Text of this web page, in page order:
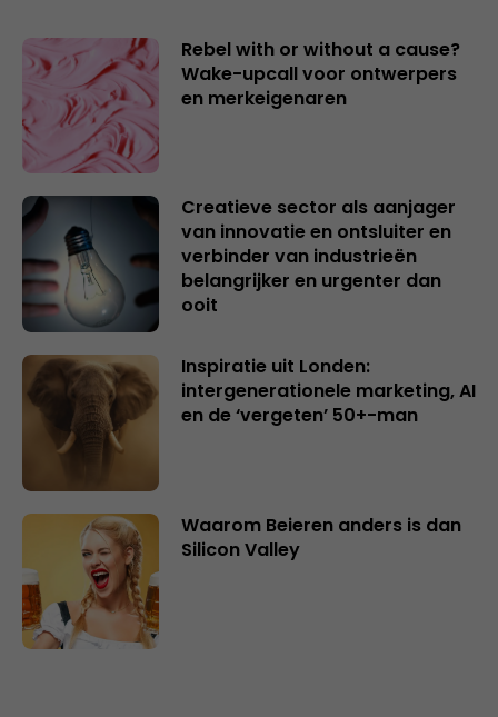
Rebel with or without a cause?
Wake-upcall voor ontwerpers
en merkeigenaren
Creatieve sector als aanjager
van innovatie en ontsluiter en
verbinder van industrieën
belangrijker en urgenter dan
ooit
Inspiratie uit Londen:
intergenerationele marketing, AI
en de ‘vergeten’ 50+-man
Waarom Beieren anders is dan
Silicon Valley